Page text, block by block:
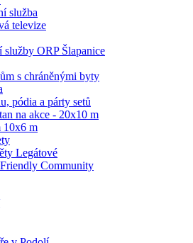
služba
televize
služby ORP Šlapanice
s chráněnými byty
pódia a párty setů
na akce - 20x10 m
10x6 m
Legátové
Community